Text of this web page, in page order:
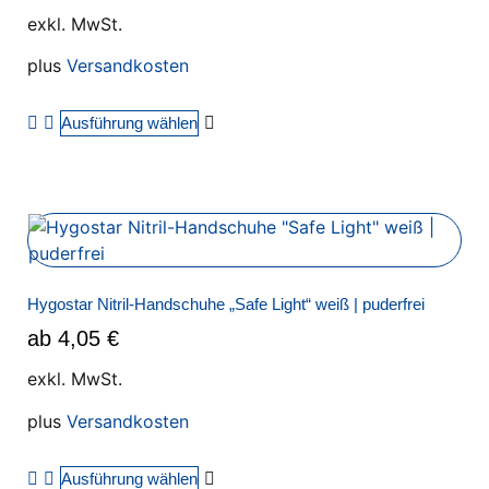
exkl. MwSt.
plus Versandkosten
Ausführung wählen
Hygostar Nitril-Handschuhe „Safe Light“ weiß | puderfrei
ab 4,05 €
exkl. MwSt.
plus Versandkosten
Ausführung wählen